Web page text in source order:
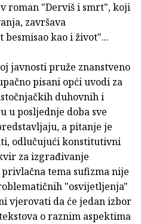
roman "Derviš i smrt", koji
završava
besmisao kao i život"...
javnosti pruže znanstveno
pisani opći uvodi za
duhovnih i
u posljednje doba sve
a pitanje je
odlučujući konstitutivni
za izgrađivanje
tema sufizma nije
"osvijetljenja"
vjerovati da će jedan izbor
o raznim aspektima